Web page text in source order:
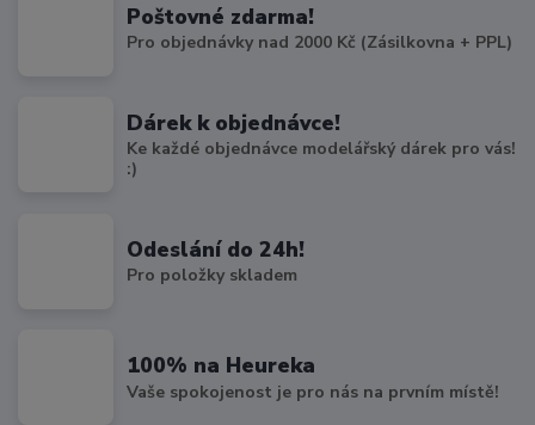
Poštovné zdarma!
Pro objednávky nad 2000 Kč (Zásilkovna + PPL)
Dárek k objednávce!
Ke každé objednávce modelářský dárek pro vás!
:)
Odeslání do 24h!
Pro položky skladem
100% na Heureka
Vaše spokojenost je pro nás na prvním místě!